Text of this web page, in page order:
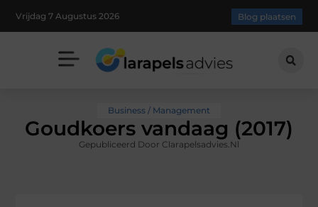
Vrijdag 7 Augustus 2026 Blog plaatsen
Business / Management
Goudkoers vandaag (2017)
Gepubliceerd Door Clarapelsadvies.nl